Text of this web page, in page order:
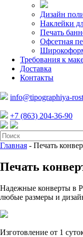
Дизайн
Наклейки
Печать
Офсетная
Требования к
Доставка
Контакты
info@tipographiya-
+7 (863) 204-36-90
Главная - Печать
Печать
Надежные конверты в
любые размеры и
Изготовление от 1